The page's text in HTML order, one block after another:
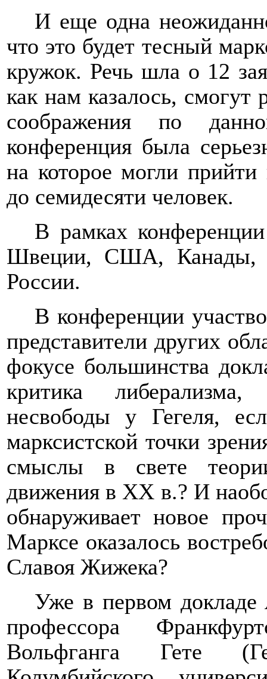
И еще одна
что это будет тесный
кружок. Речь шла о 12
как нам казалось, смогут
соображения по
конференция была
на которое могли
до семидесяти человек.
В рамках
Швеции, США, Канады,
России.
В конференции
представители других
фокусе большинства
критика
несвободы у Гегеля,
марксистской точки
смыслы в свете
движения в ХХ в.? И
обнаруживает новое
Марксе оказалось
Славоя Жижека?
Уже в первом докладе
профессора
Вольфганга Гете